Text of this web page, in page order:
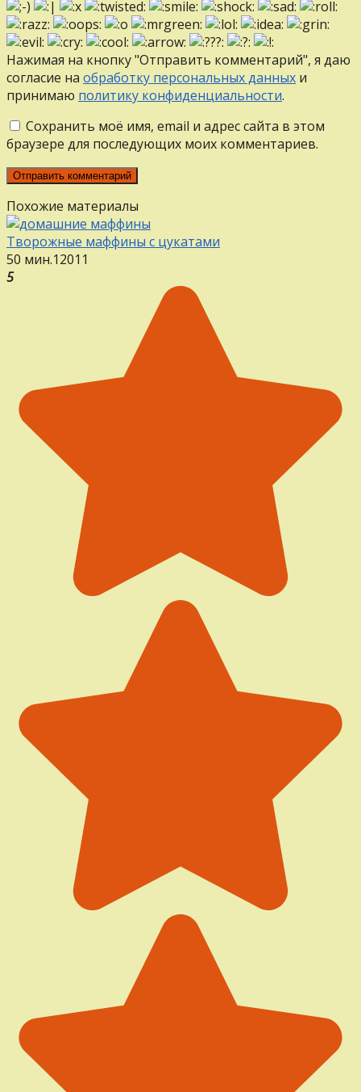
Нажимая на кнопку "Отправить комментарий", я даю
согласие на обработку персональных данных и
принимаю политику конфиденциальности.
Сохранить моё имя, email и адрес сайта в этом
браузере для последующих моих комментариев.
Похожие материалы
Творожные маффины с цукатами
50 мин.12011
5